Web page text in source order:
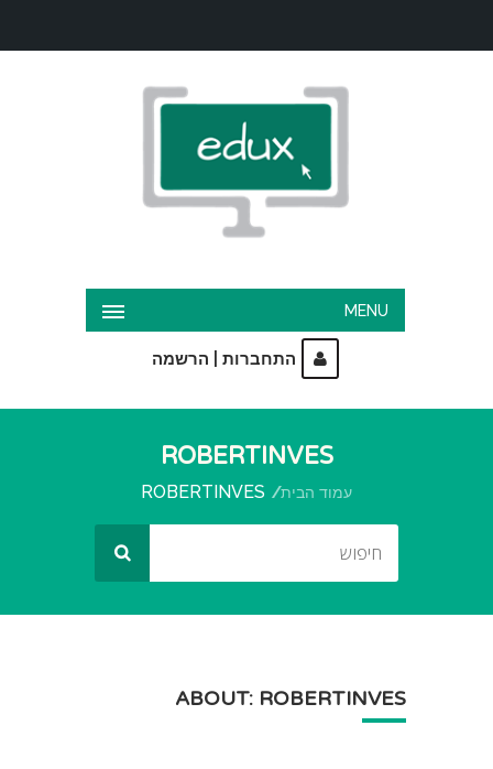
MENU
התחברות הרשמה
ROBERTINVES
עמוד הבית ROBERTINVES
ABOUT: ROBERTINVES